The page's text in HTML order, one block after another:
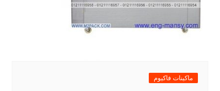
ماكينات فاكيوم